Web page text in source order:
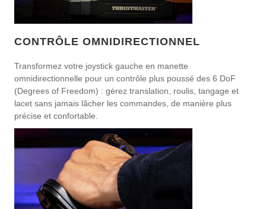
CONTRÔLE OMNIDIRECTIONNEL
Transformez votre joystick gauche en manette
omnidirectionnelle pour un contrôle plus poussé des 6 DoF
(Degrees of Freedom) : gérez translation, roulis, tangage et
lacet sans jamais lâcher les commandes, de manière plus
précise et confortable.